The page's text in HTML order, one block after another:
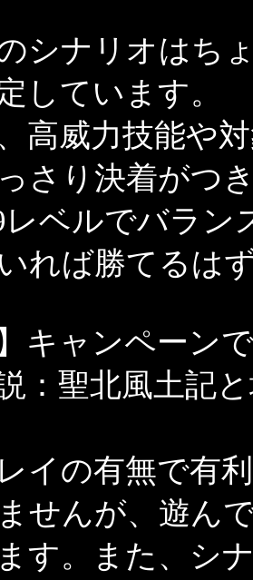
シナリオはち
しています。
高威力技能や
さり決着がつ
ベルでバラン
れば勝てるは
】キャンペーン
説：聖北風土記
レイの有無で有
せんが、遊ん
す。また、シ